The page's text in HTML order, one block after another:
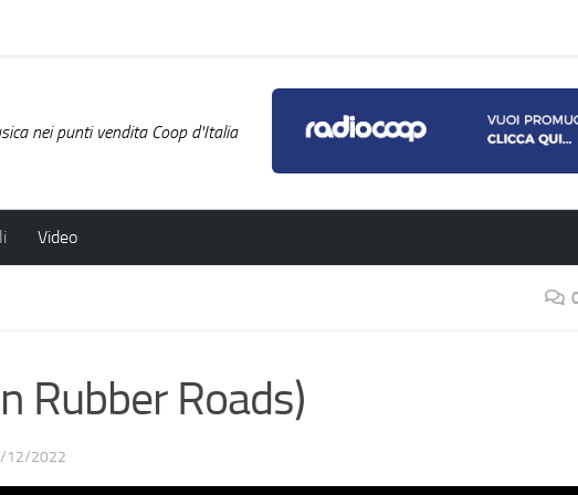
nei punti vendita Coop d'Italia
Video
Rubber Roads)
12/2022